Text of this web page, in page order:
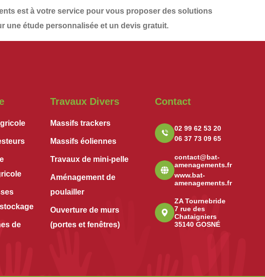
est à votre service pour vous proposer des solutions
une étude personnalisée et un devis gratuit.
de
Travaux Divers
Massifs trackers
Massifs éoliennes
Travaux de mini-pelle
Aménagement de
poulailler
Ouverture de murs
(portes et fenêtres)
Contact
02 99 62 53 20
06 37 73 09 65
contact@bat-
amenagements.fr
www.bat-
amenagements.fr
ZA Tournebride
7 rue des
Chataigniers
35140 GOSNÉ